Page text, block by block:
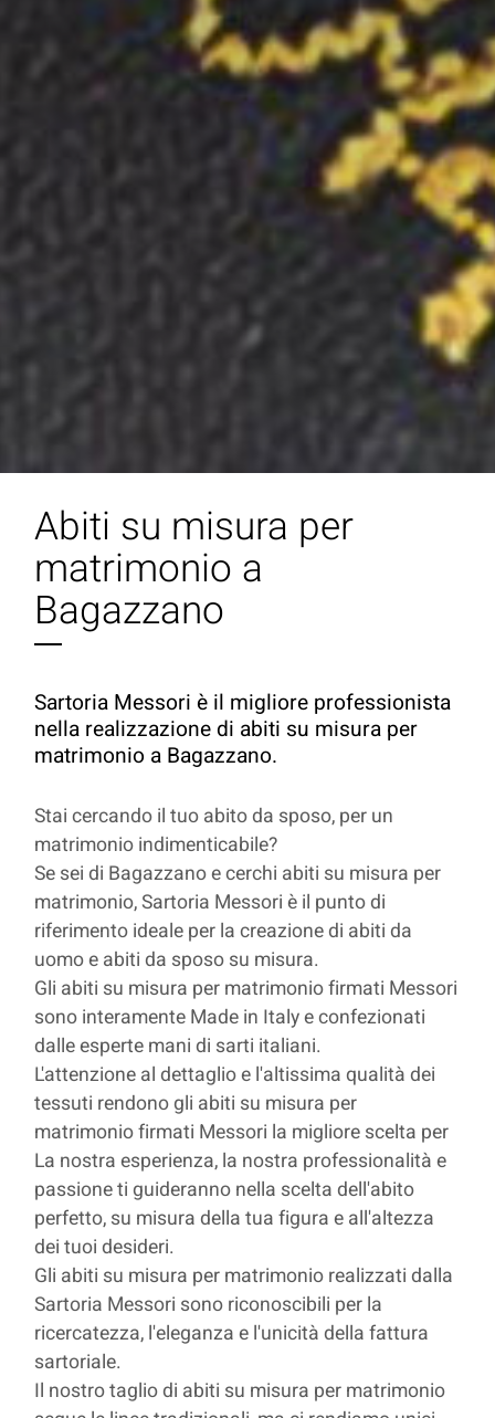
Abiti su misura per
matrimonio a
Bagazzano
Sartoria Messori è il migliore professionista
nella realizzazione di abiti su misura per
matrimonio a Bagazzano.
Stai cercando il tuo abito da sposo, per un
matrimonio indimenticabile?
Se sei di Bagazzano e cerchi abiti su misura per
matrimonio, Sartoria Messori è il punto di
riferimento ideale per la creazione di abiti da
uomo e abiti da sposo su misura.
Gli abiti su misura per matrimonio firmati Messori
sono interamente Made in Italy e confezionati
dalle esperte mani di sarti italiani.
L'attenzione al dettaglio e l'altissima qualità dei
tessuti rendono gli abiti su misura per
matrimonio firmati Messori la migliore scelta per
La nostra esperienza, la nostra professionalità e
passione ti guideranno nella scelta dell'abito
perfetto, su misura della tua figura e all'altezza
dei tuoi desideri.
Gli abiti su misura per matrimonio realizzati dalla
Sartoria Messori sono riconoscibili per la
ricercatezza, l'eleganza e l'unicità della fattura
sartoriale.
Il nostro taglio di abiti su misura per matrimonio